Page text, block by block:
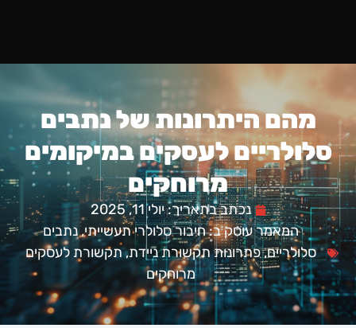
מהם היתרונות של נתבים
סלולריים לעסקים במיקומים
מרוחקים
נכתב בתאריך:יולי 11, 2025
המאמר עוסק ב:חיבור סלולרי תעשייתי,נתבים
סלולריים,פתרונות תקשורת ניידת,תקשורת לעסקים
מרוחקים